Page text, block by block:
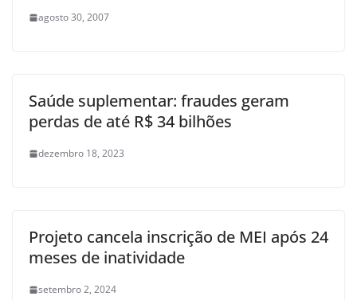
agosto 30, 2007
Saúde suplementar: fraudes geram
perdas de até R$ 34 bilhões
dezembro 18, 2023
Projeto cancela inscrição de MEI após 24
meses de inatividade
setembro 2, 2024